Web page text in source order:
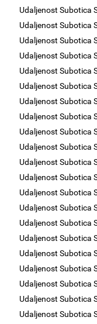
Udaljenost Subotica
Udaljenost Subotica
Udaljenost Subotica
Udaljenost Subotica
Udaljenost Subotica
Udaljenost Subotica
Udaljenost Subotica
Udaljenost Subotica
Udaljenost Subotica
Udaljenost Subotica
Udaljenost Subotica
Udaljenost Subotica
Udaljenost Subotica
Udaljenost Subotica
Udaljenost Subotica
Udaljenost Subotica
Udaljenost Subotica
Udaljenost Subotica
Udaljenost Subotica
Udaljenost Subotica
Udaljenost Subotica